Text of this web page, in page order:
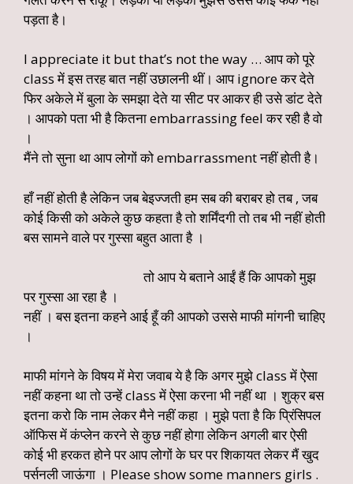
पड़ता है।
I appreciate it but that’s not the way … आप को पूरे
class में इस तरह बात नहीं उछालनी थीं। आप ignore कर देते
फिर अकेले में बुला के समझा देते या सीट पर आकर ही उसे डांट देते
। आपको पता भी है कितना embarrassing feel कर रही है वो
।
मैंने तो सुना था आप लोगों को embarrassment नहीं होती है।
हाँ नहीं होती है लेकिन जब बेइज्जती हम सब की बराबर हो तब , जब
कोई किसी को अकेले कुछ कहता है तो शर्मिंदगी तो तब भी नहीं होती
बस सामने वाले पर गुस्सा बहुत आता है ।
तो आप ये बताने आईं हैं कि आपको मुझ
पर गुस्सा आ रहा है ।
नहीं । बस इतना कहने आई हूँ की आपको उससे माफी मांगनी चाहिए
।
माफी मांगने के विषय में मेरा जवाब ये है कि अगर मुझे class में ऐसा
नहीं कहना था तो उन्हें class में ऐसा करना भी नहीं था । शुक्र बस
इतना करो कि नाम लेकर मैने नहीं कहा । मुझे पता है कि प्रिंसिपल
ऑफिस में कंप्लेन करने से कुछ नहीं होगा लेकिन अगली बार ऐसी
कोई भी हरकत होने पर आप लोगों के घर पर शिकायत लेकर मैं खुद
पर्सनली जाऊंगा । Please show some manners girls .